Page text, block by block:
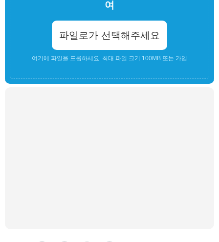
여
파일로가 선택해주세요
여기에 파일을 드롭하세요. 최대 파일 크기 100MB 또는 가입